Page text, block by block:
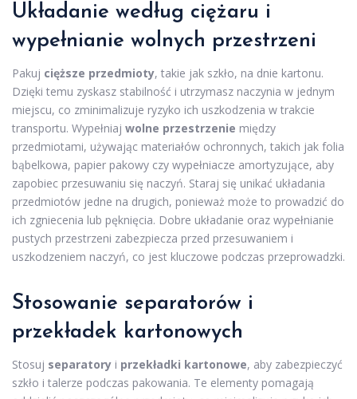
Układanie według ciężaru i
wypełnianie wolnych przestrzeni
Pakuj cięższe przedmioty, takie jak szkło, na dnie kartonu.
Dzięki temu zyskasz stabilność i utrzymasz naczynia w jednym
miejscu, co zminimalizuje ryzyko ich uszkodzenia w trakcie
transportu. Wypełniaj wolne przestrzenie między
przedmiotami, używając materiałów ochronnych, takich jak folia
bąbelkowa, papier pakowy czy wypełniacze amortyzujące, aby
zapobiec przesuwaniu się naczyń. Staraj się unikać układania
przedmiotów jedne na drugich, ponieważ może to prowadzić do
ich zgniecenia lub pęknięcia. Dobre układanie oraz wypełnianie
pustych przestrzeni zabezpiecza przed przesuwaniem i
uszkodzeniem naczyń, co jest kluczowe podczas przeprowadzki.
Stosowanie separatorów i
przekładek kartonowych
Stosuj separatory i przekładki kartonowe, aby zabezpieczyć
szkło i talerze podczas pakowania. Te elementy pomagają